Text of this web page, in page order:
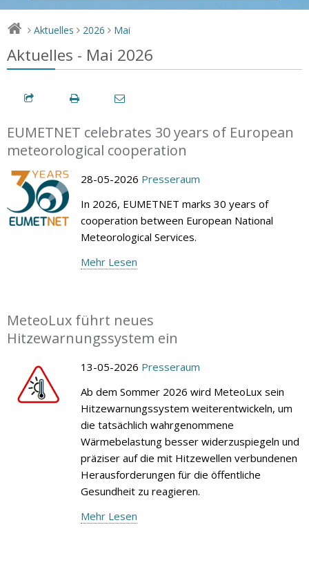
> Aktuelles > 2026 > Mai
Aktuelles - Mai 2026
EUMETNET celebrates 30 years of European
meteorological cooperation
28-05-2026 Presseraum
In 2026, EUMETNET marks 30 years of
cooperation between European National
Meteorological Services.
Mehr Lesen
MeteoLux führt neues
Hitzewarnungssystem ein
13-05-2026 Presseraum
Ab dem Sommer 2026 wird MeteoLux sein
Hitzewarnungssystem weiterentwickeln, um
die tatsächlich wahrgenommene
Wärmebelastung besser widerzuspiegeln und
präziser auf die mit Hitzewellen verbundenen
Herausforderungen für die öffentliche
Gesundheit zu reagieren.
Mehr Lesen